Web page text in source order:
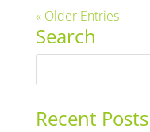
« Older Entries
Search
Recent Posts